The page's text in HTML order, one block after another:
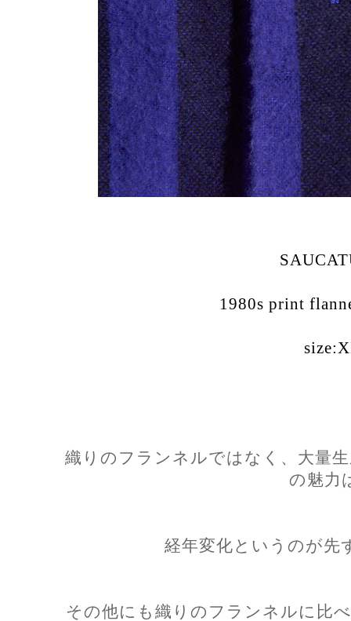
1980s print
織りのフランネルではなく、大量
の魅力
経年変化というのが先
その他にも織りのフランネルに比